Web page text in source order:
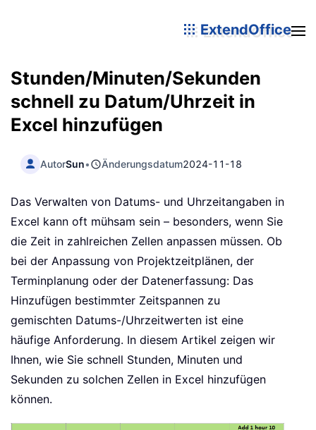
ExtendOffice
Stunden/Minuten/Sekunden
schnell zu Datum/Uhrzeit in
Excel hinzufügen
AutorSun• Änderungsdatum2024-11-18
Das Verwalten von Datums- und Uhrzeitangaben in
Excel kann oft mühsam sein – besonders, wenn Sie
die Zeit in zahlreichen Zellen anpassen müssen. Ob
bei der Anpassung von Projektzeitplänen, der
Terminplanung oder der Datenerfassung: Das
Hinzufügen bestimmter Zeitspannen zu
gemischten Datums-/Uhrzeitwerten ist eine
häufige Anforderung. In diesem Artikel zeigen wir
Ihnen, wie Sie schnell Stunden, Minuten und
Sekunden zu solchen Zellen in Excel hinzufügen
können.